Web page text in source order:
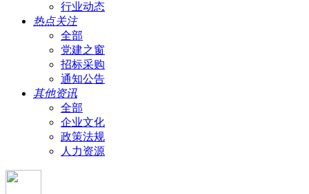
行业动态
热点关注
全部
党建之窗
招标采购
通知公告
其他资讯
全部
企业文化
政策法规
人力资源